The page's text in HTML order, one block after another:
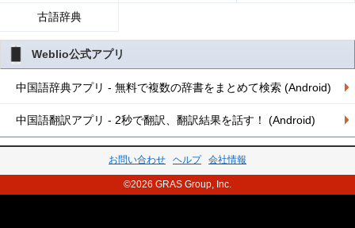
古語辞典
Weblio公式アプリ
中国語辞典アプリ - 無料で複数の辞書をまとめて検索 (Android)
中国語翻訳アプリ - 2秒で翻訳、翻訳結果を話す！ (Android)
お問い合わせ ヘルプ 会社情報
©2026 GRAS Group, Inc.